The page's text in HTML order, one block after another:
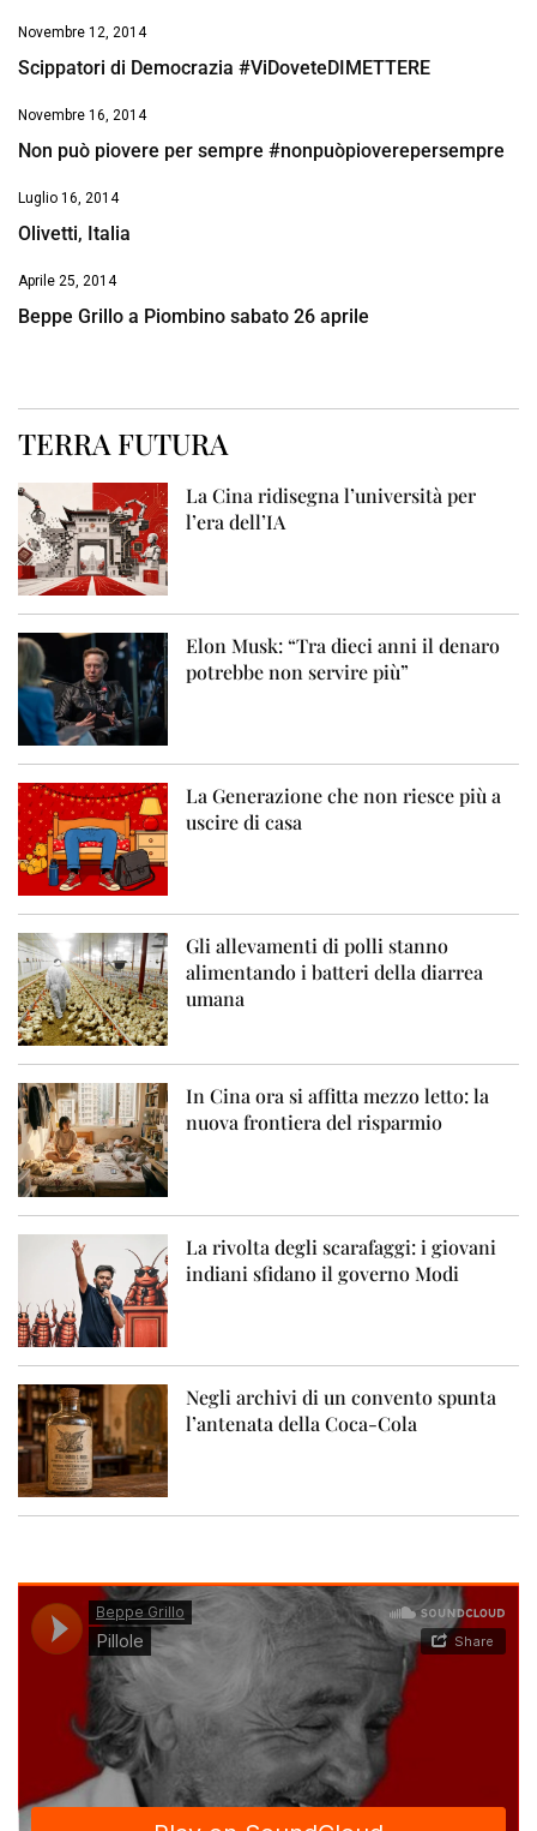
Novembre 12, 2014
Scippatori di Democrazia #ViDoveteDIMETTERE
Novembre 16, 2014
Non può piovere per sempre #nonpuòpioverepersempre
Luglio 16, 2014
Olivetti, Italia
Aprile 25, 2014
Beppe Grillo a Piombino sabato 26 aprile
TERRA FUTURA
La Cina ridisegna l’università per
l’era dell’IA
Elon Musk: “Tra dieci anni il denaro
potrebbe non servire più”
La Generazione che non riesce più a
uscire di casa
Gli allevamenti di polli stanno
alimentando i batteri della diarrea
umana
In Cina ora si affitta mezzo letto: la
nuova frontiera del risparmio
La rivolta degli scarafaggi: i giovani
indiani sfidano il governo Modi
Negli archivi di un convento spunta
l’antenata della Coca-Cola